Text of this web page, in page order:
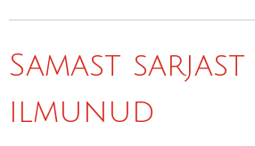
Samast
ilmunud